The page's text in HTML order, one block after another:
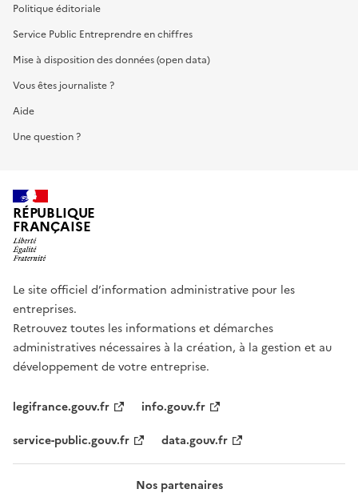
Politique éditoriale
Service Public Entreprendre en chiffres
Mise à disposition des données (open data)
Vous êtes journaliste ?
Aide
Une question ?
RÉPUBLIQUE
FRANÇAISE
Le site officiel d’information administrative pour les
entreprises.
Retrouvez toutes les informations et démarches
administratives nécessaires à la création, à la gestion et au
développement de votre entreprise.
legifrance.gouv.fr
info.gouv.fr
service-public.gouv.fr
data.gouv.fr
Nos partenaires